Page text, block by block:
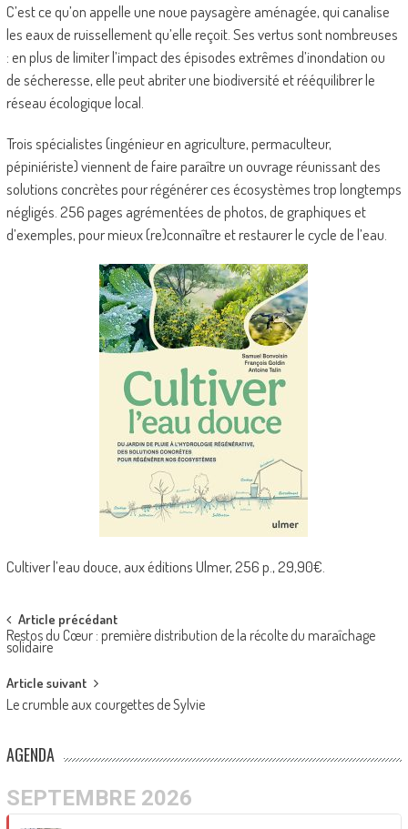
C’est ce qu’on appelle une noue paysagère aménagée, qui canalise
les eaux de ruissellement qu’elle reçoit. Ses vertus sont nombreuses
: en plus de limiter l’impact des épisodes extrêmes d’inondation ou
de sécheresse, elle peut abriter une biodiversité et rééquilibrer le
réseau écologique local.
Trois spécialistes (ingénieur en agriculture, permaculteur,
pépiniériste) viennent de faire paraître un ouvrage réunissant des
solutions concrètes pour régénérer ces écosystèmes trop longtemps
négligés. 256 pages agrémentées de photos, de graphiques et
d’exemples, pour mieux (re)connaître et restaurer le cycle de l’eau.
Cultiver l’eau douce, aux éditions Ulmer, 256 p., 29,90€.
Post
navigation
Article précédant
Restos du Cœur : première distribution de la récolte du maraîchage
solidaire
Article suivant
Le crumble aux courgettes de Sylvie
AGENDA
SEPTEMBRE 2026